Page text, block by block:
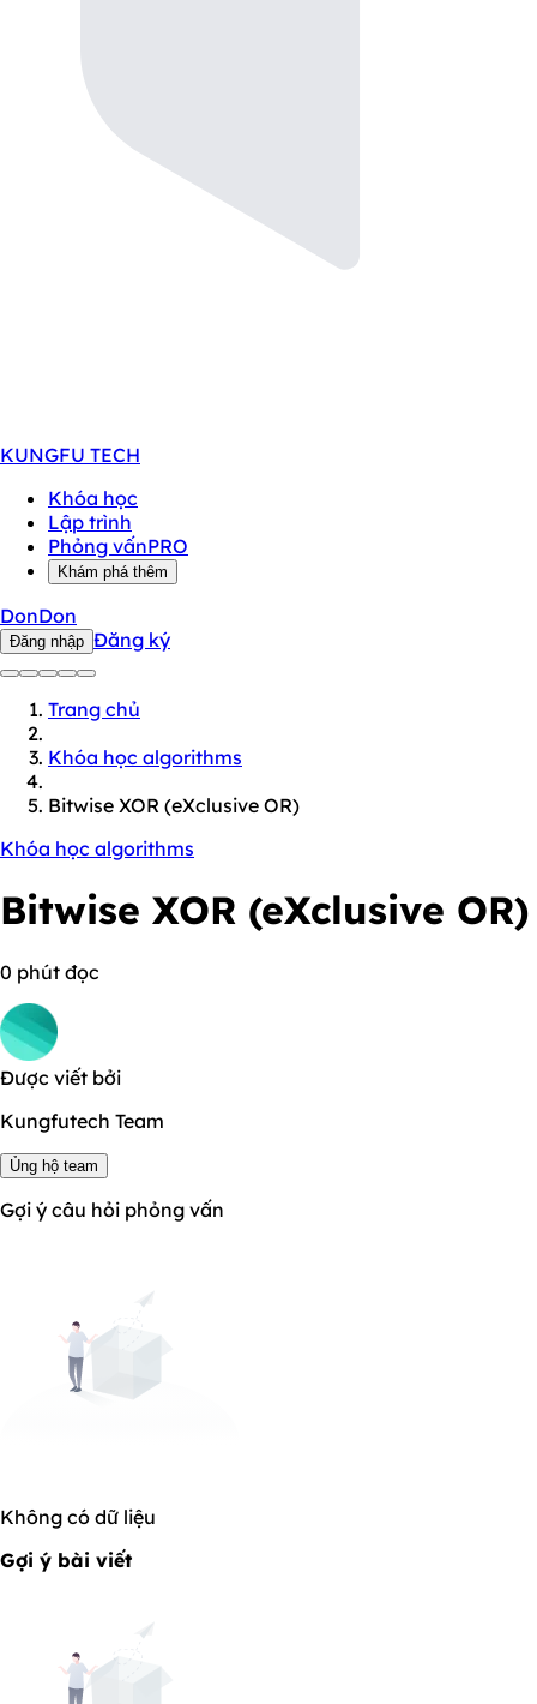
KUNGFU TECH
Khóa học
Lập trình
Phỏng vấnPRO
Khám phá thêm
DonDon
Đăng nhập Đăng ký
Trang chủ
Khóa học algorithms
Bitwise XOR (eXclusive OR)
Khóa học algorithms
Bitwise XOR (eXclusive OR)
0 phút đọc
Được viết bởi
Kungfutech Team
Ủng hộ team
Gợi ý câu hỏi phỏng vấn
Không có dữ liệu
Gợi ý bài viết